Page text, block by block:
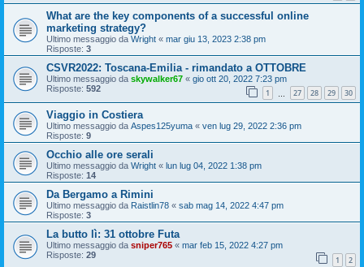
What are the key components of a successful online
marketing strategy?
Ultimo messaggio da Wright « mar giu 13, 2023 2:38 pm
Risposte: 3
CSVR2022: Toscana-Emilia - rimandato a OTTOBRE
Ultimo messaggio da skywalker67 « gio ott 20, 2022 7:23 pm
Risposte: 592 1 27 28 29 30
Viaggio in Costiera
Ultimo messaggio da Aspes125yuma « ven lug 29, 2022 2:36 pm
Risposte: 9
Occhio alle ore serali
Ultimo messaggio da Wright « lun lug 04, 2022 1:38 pm
Risposte: 14
Da Bergamo a Rimini
Ultimo messaggio da Raistlin78 « sab mag 14, 2022 4:47 pm
Risposte: 3
La butto lì: 31 ottobre Futa
Ultimo messaggio da sniper765 « mar feb 15, 2022 4:27 pm
Risposte: 29 1 2